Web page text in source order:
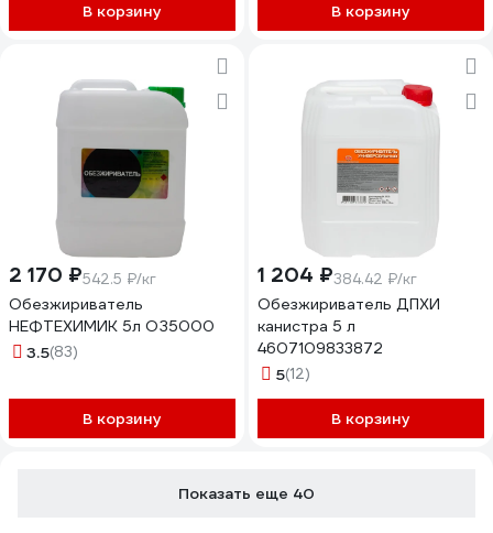
В корзину В корзину
2 170 ₽542.5 ₽/кг
Обезжириватель
НЕФТЕХИМИК 5л ОЗ5000
3.5(83)
В корзину
1 204 ₽384.42 ₽/кг
Обезжириватель ДПХИ
канистра 5 л
4607109833872
5(12)
В корзину
Показать еще 40